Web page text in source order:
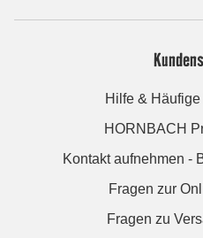
Hilfe &
HORNBACH
Kontakt aufnehmen -
Fragen zur
Fragen zu